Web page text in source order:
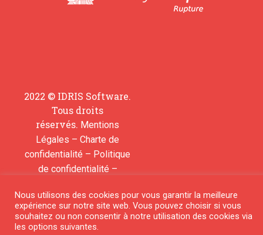
2022 © IDRIS Software.
Tous droits
réservés. Mentions
Légales – Charte de
confidentialité – Politique
de confidentialité –
ajouter une molécule
© 2018 All rights reserved
Nous utilisons des cookies pour vous garantir la meilleure
expérience sur notre site web. Vous pouvez choisir si vous
souhaitez ou non consentir à notre utilisation des cookies via
les options suivantes.